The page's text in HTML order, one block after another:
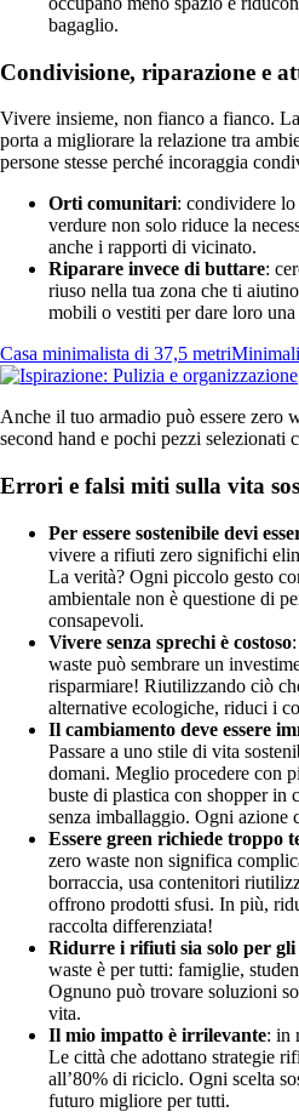
bagaglio.
Condivisione, riparazione e
Vivere insieme, non fianco a fianco.
porta a migliorare la relazione tra
persone stesse perché incoraggia
Orti comunitari: condividere lo
verdure non solo riduce la
anche i rapporti di vicinato.
Riparare invece di buttare:
riuso nella tua zona che ti
mobili o vestiti per dare loro
Casa minimalista di 37,5 metri
Anche il tuo armadio può essere zero
second hand e pochi pezzi selezionati
Errori e falsi miti sulla vita
Per essere sostenibile devi
vivere a rifiuti zero significhi
La verità? Ogni piccolo gesto
ambientale non è questione di
consapevoli.
Vivere senza sprechi è costoso
waste può sembrare un
risparmiare! Riutilizzando ciò
alternative ecologiche, riduci i
Il cambiamento deve essere
Passare a uno stile di vita
domani. Meglio procedere con
buste di plastica con shopper in
senza imballaggio. Ogni azione
Essere green richiede troppo
zero waste non significa
borraccia, usa contenitori
offrono prodotti sfusi. In più,
raccolta differenziata!
Ridurre i rifiuti sia solo per
waste è per tutti: famiglie,
Ognuno può trovare soluzioni
vita.
Il mio impatto è irrilevante: in
Le città che adottano strategie
all’80% di riciclo. Ogni scelta
futuro migliore per tutti.